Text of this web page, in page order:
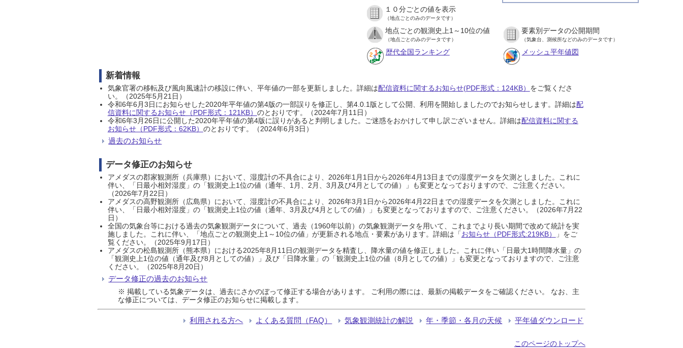
１０分ごとの値を表示
（地点ごとのみのデータです）
地点ごとの観測史上1～10位の値
（地点ごとのみのデータです）
要素別データの公開期間
（気象台、測候所などのみのデータです）
歴代全国ランキング メッシュ平年値図
新着情報
気象官署の移転及び風向風速計の移設に伴い、平年値の一部を更新しました。詳細は配信資料に関するお知らせ(PDF形式：124KB） をご覧くださ
い。（2025年5月21日）
令和6年6月3日にお知らせした2020年平年値の第4版の一部誤りを修正し、第4.0.1版として公開、利用を開始しましたのでお知らせします。詳細は配
信資料に関するお知らせ（PDF形式：121KB） のとおりです。（2024年7月11日）
令和6年3月26日に公開した2020年平年値の第4版に誤りがあると判明しました。ご迷惑をおかけして申し訳ございません。詳細は配信資料に関する
お知らせ（PDF形式：62KB） のとおりです。（2024年6月3日）
過去のお知らせ
データ修正のお知らせ
アメダスの郡家観測所（兵庫県）において、湿度計の不具合により、2026年1月1日から2026年4月13日までの湿度データを欠測としました。これに
伴い、「日最小相対湿度」の「観測史上1位の値（通年、1月、2月、3月及び4月としての値）」も変更となっておりますので、ご注意ください。
（2026年7月22日）
アメダスの高野観測所（広島県）において、湿度計の不具合により、2026年3月1日から2026年4月22日までの湿度データを欠測としました。これに
伴い、「日最小相対湿度」の「観測史上1位の値（通年、3月及び4月としての値）」も変更となっておりますので、ご注意ください。（2026年7月22
日）
全国の気象台等における過去の気象観測データについて、過去（1960年以前）の気象観測データを用いて、これまでより長い期間で改めて統計を実
施しました。これに伴い、「地点ごとの観測史上1～10位の値」が更新される地点・要素があります。詳細は「お知らせ（PDF形式:219KB）
」をご
覧ください。（2025年9月17日）
アメダスの松島観測所（熊本県）における2025年8月11日の観測データを精査し、降水量の値を修正しました。これに伴い「日最大1時間降水量」の
「観測史上1位の値（通年及び8月としての値）」及び「日降水量」の「観測史上1位の値（8月としての値）」も変更となっておりますので、ご注意
ください。（2025年8月20日）
データ修正の過去のお知らせ
※ 掲載している気象データは、過去にさかのぼって修正する場合があります。 ご利用の際には、最新の掲載データをご確認ください。 なお、主
な修正については、データ修正のお知らせに掲載します。
利用される方へ よくある質問（FAQ） 気象観測統計の解説 年・季節・各月の天候 平年値ダウンロード
このページのトップへ